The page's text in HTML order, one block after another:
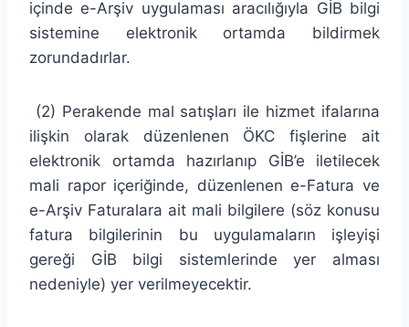
içinde e-Arşiv uygulaması aracılığıyla GİB bilgi
sistemine elektronik ortamda bildirmek
zorundadırlar.
(2) Perakende mal satışları ile hizmet ifalarına
ilişkin olarak düzenlenen ÖKC fişlerine ait
elektronik ortamda hazırlanıp GİB’e iletilecek
mali rapor içeriğinde, düzenlenen e-Fatura ve
e-Arşiv Faturalara ait mali bilgilere (söz konusu
fatura bilgilerinin bu uygulamaların işleyişi
gereği GİB bilgi sistemlerinde yer alması
nedeniyle) yer verilmeyecektir.